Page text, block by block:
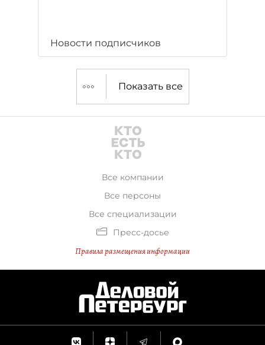
Новости подписчиков
Показать все
Все компании
Все персоны
Все специализации
Пресс-досье
Правила размещения информации